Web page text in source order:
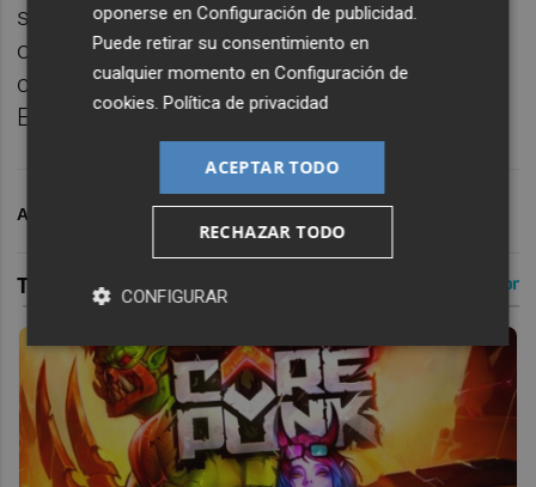
se enfrentará al Real Madrid, que domina la
otra semifinal por 2-1, o al Unicaja en el
cruce que decidirá el campeón de la Liga
Endesa de la campaña 2024-25.
ARCHIVADO EN VALENCIA BASKET
oponerse enConfiguración de publicidad.
Puede retirar su consentimiento en
cualquier momento enConfiguración de
cookies.Política de privacidad
ACEPTAR TODO
RECHAZAR TODO
CONFIGURAR